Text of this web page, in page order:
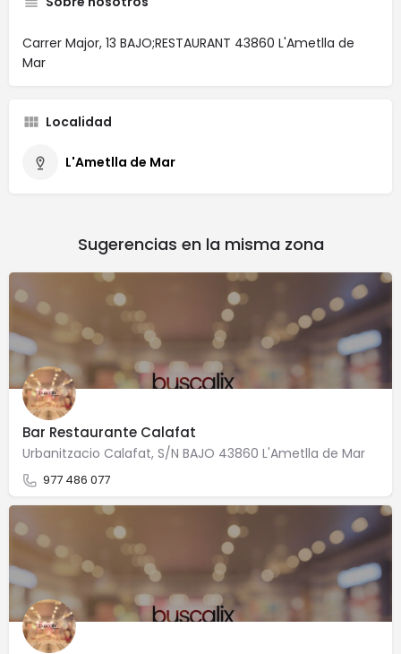
Carrer Major, 13 BAJO;RESTAURANT 43860 L'Ametlla de
Mar
Localidad
L'Ametlla de Mar
Sugerencias en la misma zona
Bar Restaurante Calafat
Urbanitzacio Calafat, S/N BAJO 43860 L'Ametlla de Mar
977 486 077